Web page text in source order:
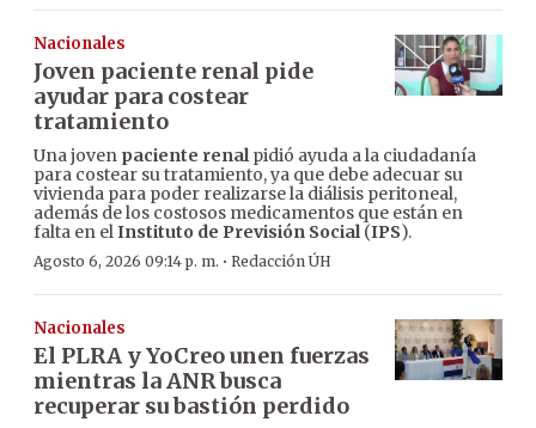
Nacionales
Joven paciente renal pide
ayudar para costear
tratamiento
Una joven paciente renalpidió ayuda a la ciudadanía
para costear su tratamiento, ya que debe adecuar su
vivienda para poder realizarse la diálisis peritoneal,
además de los costosos medicamentos que están en
falta en elInstituto de Previsión Social(IPS).
Agosto 6, 2026 09:14 p. m. · Redacción ÚH
Nacionales
El PLRA y YoCreo unen fuerzas
mientras la ANR busca
recuperar su bastión perdido